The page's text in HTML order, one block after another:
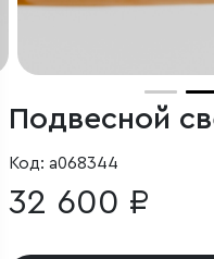
Подвесной
Код: a068344
32 600 ₽